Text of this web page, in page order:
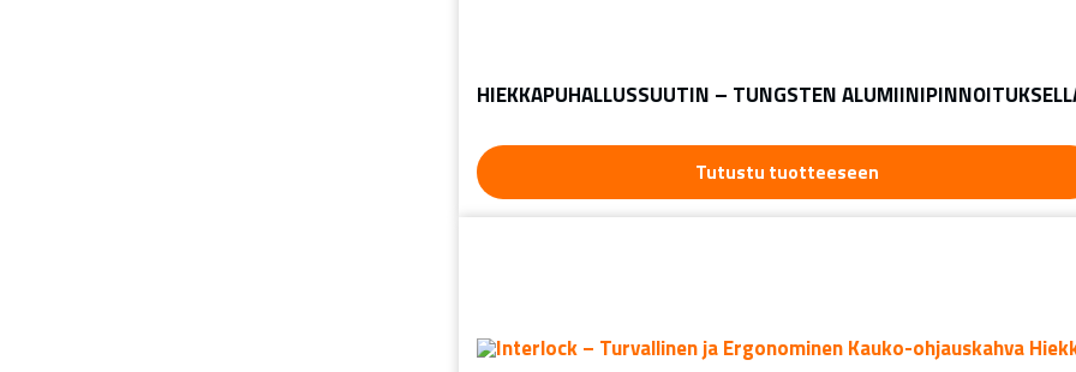
HIEKKAPUHALLUSSUUTIN – TUNGSTEN
Tutustu tuotteeseen